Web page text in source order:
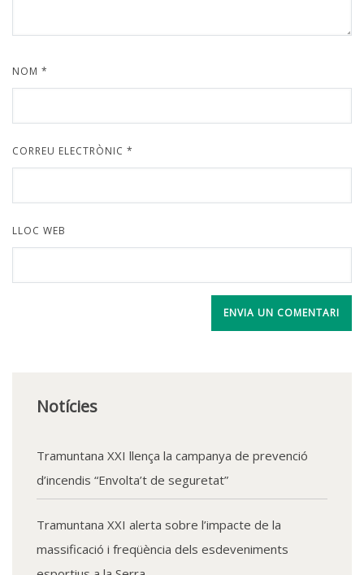
NOM *
CORREU ELECTRÒNIC *
LLOC WEB
Notícies
Tramuntana XXI llença la campanya de prevenció
d’incendis “Envolta’t de seguretat”
Tramuntana XXI alerta sobre l’impacte de la
massificació i freqüència dels esdeveniments